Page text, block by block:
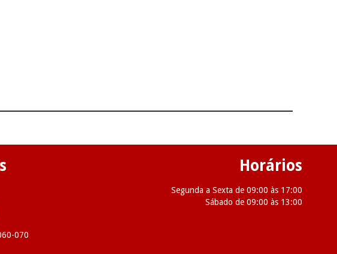
070
Horários
Segunda a Sexta de 09:00 às 17:00
Sábado de 09:00 às 13:00